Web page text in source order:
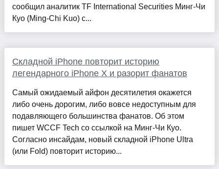
сообщил аналитик TF International Securities Минг-Чи
Куо (Ming-Chi Kuo) с...
Складной iPhone повторит историю
легендарного iPhone X и разорит фанатов
Самый ожидаемый айфон десятилетия окажется
либо очень дорогим, либо вовсе недоступным для
подавляющего большинства фанатов. Об этом
пишет WCCF Tech со ссылкой на Минг-Чи Куо.
Согласно инсайдам, новый складной iPhone Ultra
(или Fold) повторит историю...